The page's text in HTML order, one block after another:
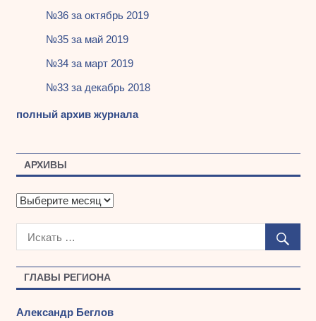
ГЛАВЫ РЕГИОНА
Александр Беглов
№36 за октябрь 2019
№35 за май 2019
№34 за март 2019
№33 за декабрь 2018
полный архив журнала
АРХИВЫ
А
х
ы